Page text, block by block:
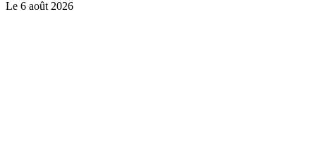
Le 6 août 2026